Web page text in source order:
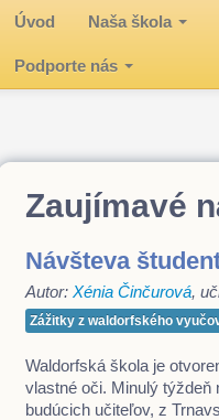
Úvod Naša škola
Podporte nás
Zaujímavé
Návšteva
Autor: Xénia Činčurová,
Zážitky z waldorfského
Waldorfská škola je
vlastné oči. Minulý
budúcich učiteľov, z